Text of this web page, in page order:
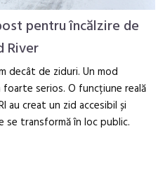
pentru încălzire de
River
decât de ziduri. Un mod
serios. O funcțiune reală
au creat un zid accesibil și
se transformă în loc public.